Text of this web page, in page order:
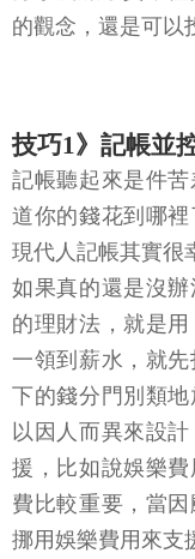
的觀念，還是可以
技巧1》記帳並
記帳聽起來是件
道你的錢花到哪裡
現代人記帳其實很
如果真的還是沒
的理財法，就是
一領到薪水，就
下的錢分門別類
以因人而異來設
援，比如說娛樂
費比較重要，當
挪用娛樂費用來支